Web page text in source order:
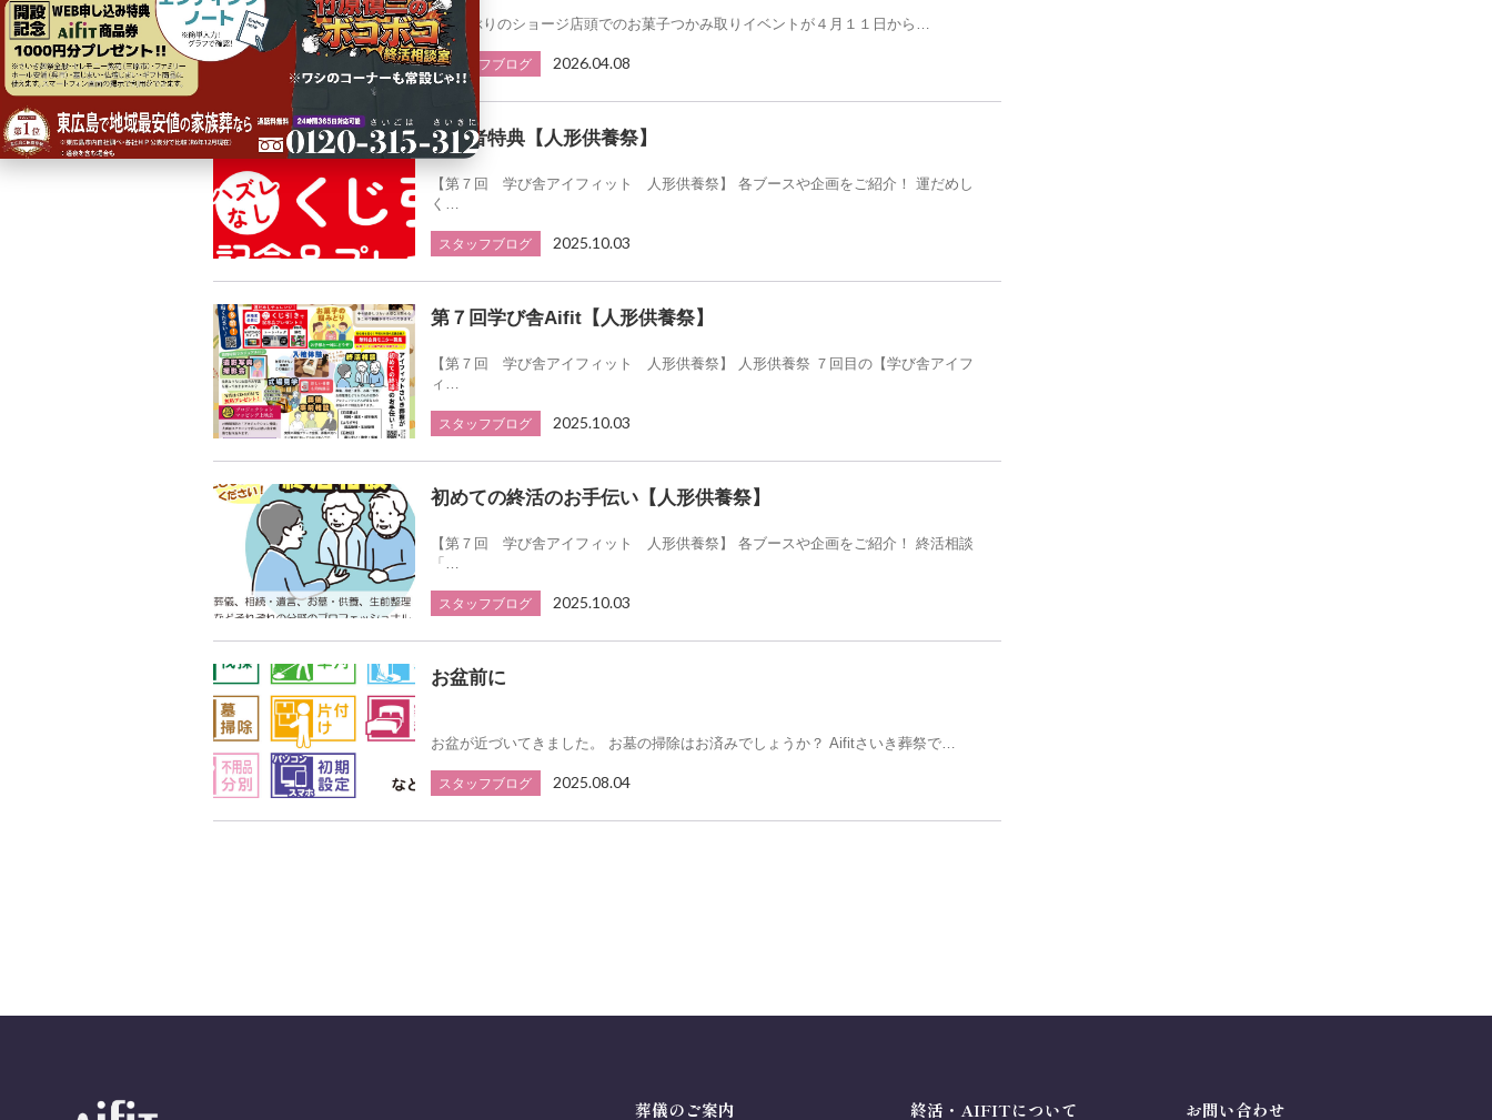
２年ぶりのショージ店頭でのお菓子つかみ取りイベントが４月１１日から…
スタッフブログ 2026.04.08
来場者特典【人形供養祭】
【第７回 学び舎アイフィット 人形供養祭】 各ブースや企画をご紹介！ 運だめし
く…
スタッフブログ 2025.10.03
第７回学び舎Aifit【人形供養祭】
【第７回 学び舎アイフィット 人形供養祭】 人形供養祭 ７回目の【学び舎アイフ
ィ…
スタッフブログ 2025.10.03
初めての終活のお手伝い【人形供養祭】
【第７回 学び舎アイフィット 人形供養祭】 各ブースや企画をご紹介！ 終活相談
「…
スタッフブログ 2025.10.03
お盆前に
お盆が近づいてきました。 お墓の掃除はお済みでしょうか？ Aifitさいき葬祭で…
スタッフブログ 2025.08.04
葬儀のご案内 終活・AIFITについて お問い合わせ